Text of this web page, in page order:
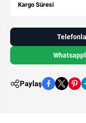
Kargo Süresi
Paylaş